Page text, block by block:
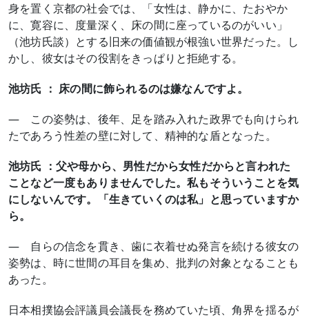
身を置く京都の社会では、「女性は、静かに、たおやか
に、寛容に、度量深く、床の間に座っているのがいい」
（池坊氏談）とする旧来の価値観が根強い世界だった。し
かし、彼女はその役割をきっぱりと拒絶する。
池坊氏 ： 床の間に飾られるのは嫌なんですよ。
― この姿勢は、後年、足を踏み入れた政界でも向けられ
たであろう性差の壁に対して、精神的な盾となった。
池坊氏 ：父や母から、男性だから女性だからと言われた
ことなど一度もありませんでした。私もそういうことを気
にしないんです。「生きていくのは私」と思っていますか
ら。
― 自らの信念を貫き、歯に衣着せぬ発言を続ける彼女の
姿勢は、時に世間の耳目を集め、批判の対象となることも
あった。
日本相撲協会評議員会議長を務めていた頃、角界を揺るが